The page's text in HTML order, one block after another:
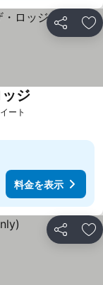
シェア お
ート
ジ
料金を表示
シェア お